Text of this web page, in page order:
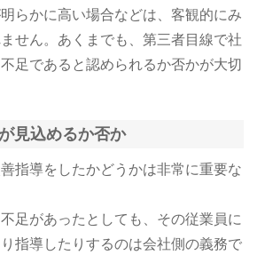
らかに高い場合などは、客観的にみ
せん。あくまでも、第三者目線で社
足であると認められるか否かが大切
見込めるか否か
指導をしたかどうかは非常に重要な
足があったとしても、その従業員に
指導したりするのは会社側の義務で